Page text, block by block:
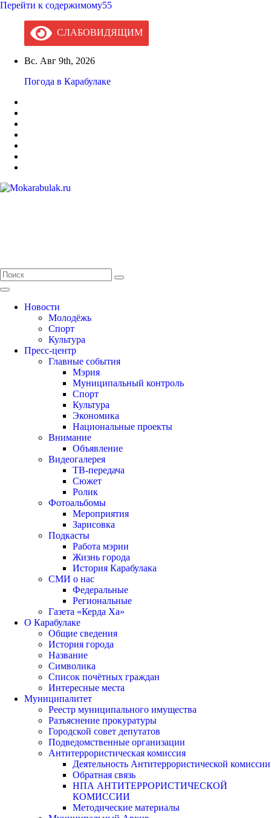
Перейти к содержимому55
СЛАБОВИДЯЩИМ
Вс. Авг 9th, 2026
Погода в Карабулаке
Новости
Молодёжь
Спорт
Культура
Пресс-центр
Главные события
Мэрия
Муниципальный контроль
Спорт
Культура
Экономика
Национальные проекты
Внимание
Объявление
Видеогалерея
ТВ-передача
Сюжет
Ролик
Фотоальбомы
Мероприятия
Зарисовка
Подкасты
Работа мэрии
Жизнь города
История Карабулака
СМИ о нас
Федеральные
Региональные
Газета «Керда Ха»
О Карабулаке
Общие сведения
История города
Название
Символика
Список почётных граждан
Интересные места
Муниципалитет
Реестр муниципального имущества
Разъяснение прокуратуры
Городской совет депутатов
Подведомственные организации
Антитеррористическая комиссия
Деятельность Антитеррористической комиссии
Обратная связь
НПА АНТИТЕРРОРИСТИЧЕСКОЙ
КОМИССИИ
Методические материалы